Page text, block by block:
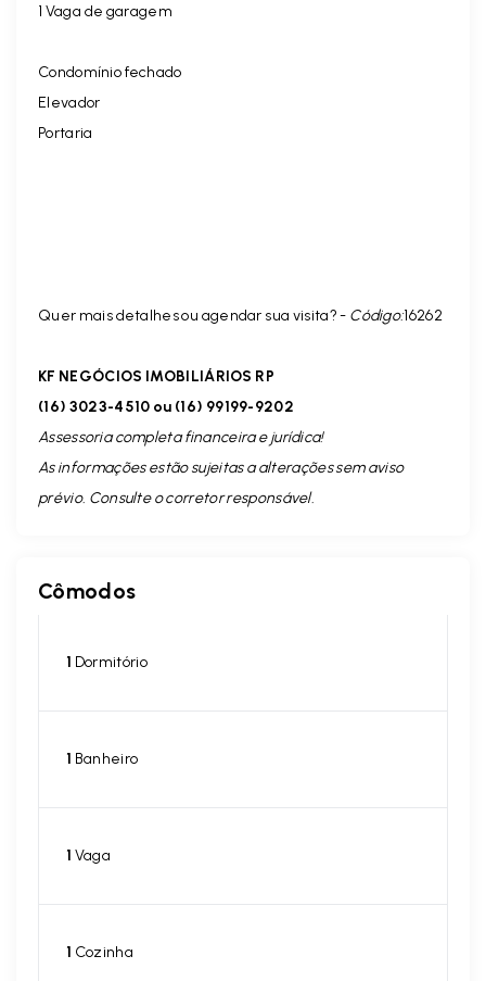
1 Vaga de garagem
Condomínio fechado
Elevador
Portaria
Quer mais detalhes ou agendar sua visita? - Código:16262
KF NEGÓCIOS IMOBILIÁRIOS RP
(16) 3023-4510 ou (16) 99199-9202
Assessoria completa financeira e jurídica!
As informações estão sujeitas a alterações sem aviso
prévio. Consulte o corretor responsável.
Cômodos
1 Dormitório
1 Banheiro
1 Vaga
1 Cozinha